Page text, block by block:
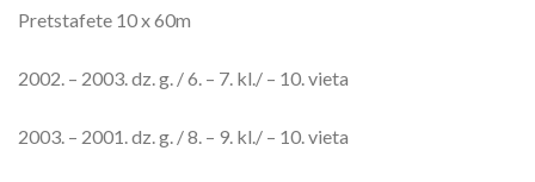
Pretstafete 10 x 60m
2002. – 2003. dz. g. / 6. – 7. kl./ – 10. vieta
2003. – 2001. dz. g. / 8. – 9. kl./ – 10. vieta